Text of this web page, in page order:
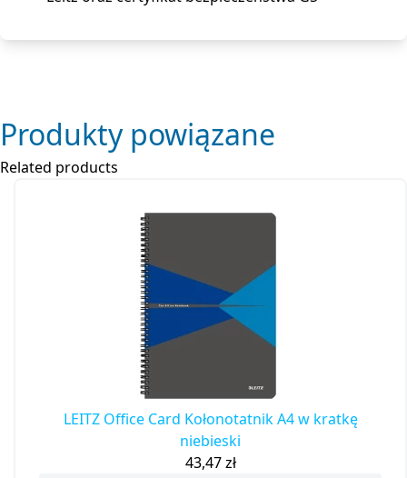
Produkty powiązane
Related products
LEITZ Office Card Kołonotatnik A4 w kratkę
niebieski
43,47zł